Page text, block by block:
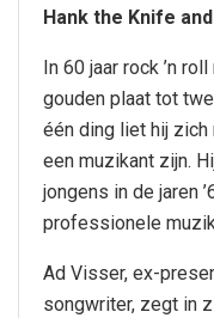
Hank the Knife
In 60 jaar rock ’n
gouden plaat tot
één ding liet hij
een muzikant zijn.
jongens in de jaren
professionele
Ad Visser, ex-
songwriter, zegt in